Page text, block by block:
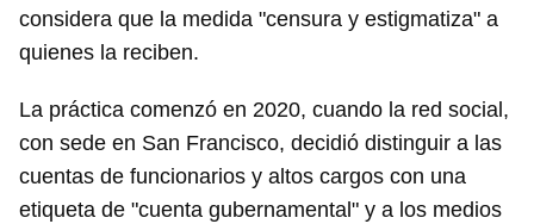
considera que la medida "censura y estigmatiza" a
quienes la reciben.
La práctica comenzó en 2020, cuando la red social,
con sede en San Francisco, decidió distinguir a las
cuentas de funcionarios y altos cargos con una
etiqueta de "cuenta gubernamental" y a los medios